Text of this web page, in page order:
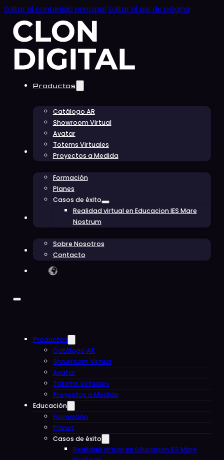
Saltar al contenido principal Saltar al pie de página
Productos
Catálogo AR
Showroom Virtual
Avatar
Totems Virtuales
Proyectos a Medida
Educación
Formación
Planes
Casos de éxito
Realidad virtual en Educacion IES Mare
Nostrum
Conócenos
Sobre Nosotros
Contacto
Productos
Catálogo AR
Showroom Virtual
Avatar
Totems Virtuales
Proyectos a Medida
Educación
Formación
Planes
Casos de éxito
Realidad virtual en Educacion IES Mare